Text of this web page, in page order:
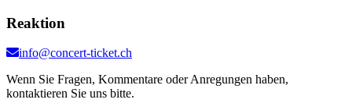
Reaktion
info@concert-ticket.ch
Wenn Sie Fragen, Kommentare oder Anregungen haben,
kontaktieren Sie uns bitte.